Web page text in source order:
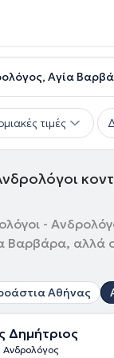
Αγία
τιμές
-
Βαρβάρα, αλλά
Αθήνας
Δημήτριος